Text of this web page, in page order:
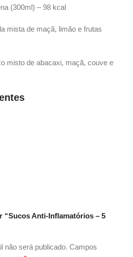
(300ml) – 98 kcal
mista de maçã, limão e frutas
misto de abacaxi, maçã, couve e
“Sucos Anti-Inflamatórios – 5
não será publicado. Campos